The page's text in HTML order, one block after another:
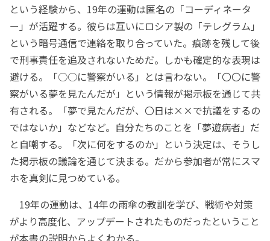
という経験から、19年の運動は匿名の「コーディネータ
ー」が活躍する。彼らは互いにロシア製の「テレグラム」
という暗号通信で連絡を取り合っていた。痕跡を残して後
で刑事責任を追及されないためだ。しかも確定的な表現は
避ける。「○○に警察がいる」とは言わない。「〇〇に警
察がいる夢を見たんだが」という情報が掲示板を通じて共
有される。「夢で見たんだが、〇日は××で抗議をするの
ではないか」などなど。自分たちのことを「夢遊病者」だ
と自嘲する。「次に何をするのか」という決定は、そうし
た掲示板の議論を通じて決まる。だから参加者が常にスマ
ホを真剣に見つめている。
19年の運動は、14年の雨傘の教訓を学び、戦術や対策
がより高度化、アップデートされたものだったということ
が本書の説明からよくわかる。